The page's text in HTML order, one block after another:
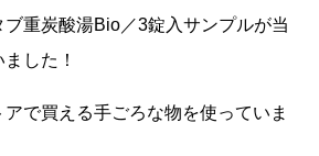
重炭酸湯Bio／3錠入サンプルが当
した！
で買える手ごろな物を使っていま